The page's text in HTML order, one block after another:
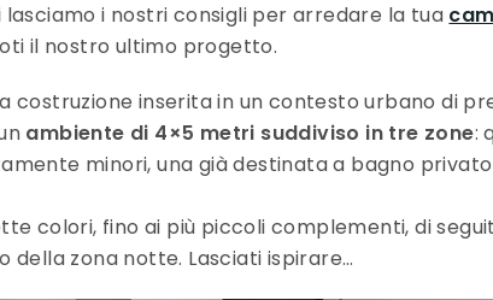
lasciamo i nostri consigli per arredare la tua
il nostro ultimo progetto.
costruzione inserita in un contesto urbano di
ambiente di 4×5 metri suddiviso in tre zone:
minori, una già destinata a bagno
colori, fino ai più piccoli complementi, di
della zona notte. Lasciati ispirare…